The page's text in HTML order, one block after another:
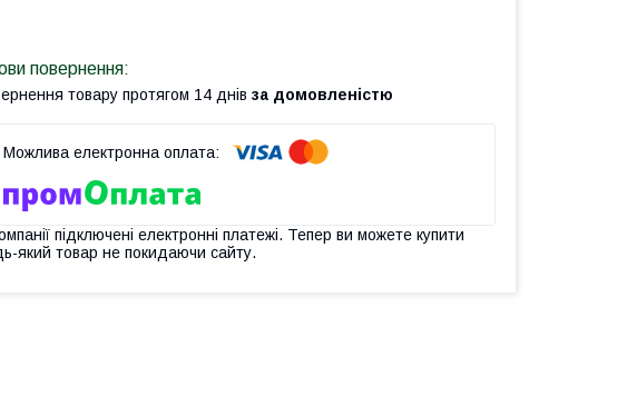
товару протягом 14 днів за домовленістю
підключені електронні платежі. Тепер ви можете купити
який товар не покидаючи сайту.